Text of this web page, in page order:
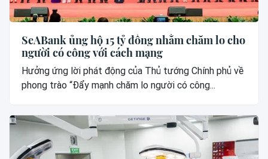
SeABank ủng hộ 15 tỷ đồng nhằm chăm lo cho
người có công với cách mạng
Hưởng ứng lời phát động của Thủ tướng Chính phủ về
phong trào “Đẩy mạnh chăm lo người có công...